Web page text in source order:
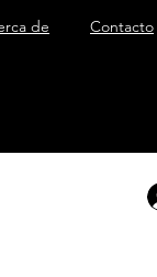
de Contacto